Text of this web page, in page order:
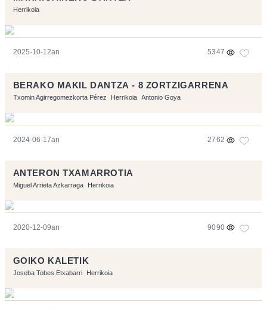
Herrikoia
2025-10-12an 5347
BERAKO MAKIL DANTZA - 8 ZORTZIGARRENA
Txomin Agirregomezkorta Pérez Herrikoia Antonio Goya
2024-06-17an 2762
ANTERON TXAMARROTIA
Miguel Arrieta Azkarraga Herrikoia
2020-12-09an 9090
GOIKO KALETIK
Joseba Tobes Etxabarri Herrikoia